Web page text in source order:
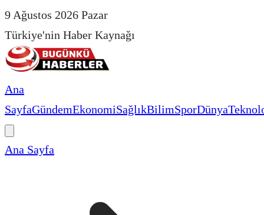
9 Ağustos 2026 Pazar
Türkiye'nin Haber Kaynağı
Ana
SayfaGündemEkonomiSağlıkBilimSporDünya
Ana Sayfa